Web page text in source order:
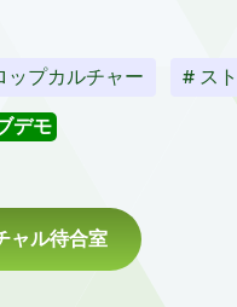
ップカルチャー # ス
デモ
ャル待合室